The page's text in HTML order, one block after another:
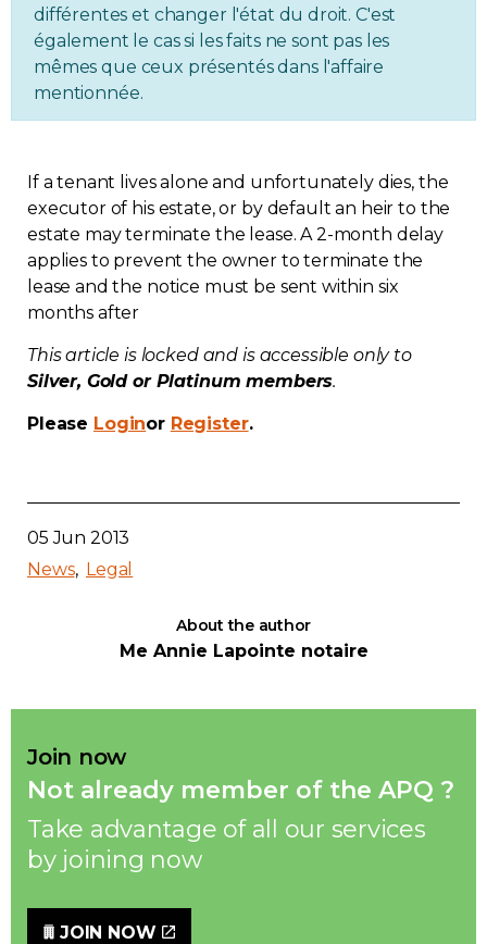
Condo
Environment
Rebates APQ
App APQ
Media
FAQ
Join
différentes et changer l'état du droit. C'est
également le cas si les faits ne sont pas les
mêmes que ceux présentés dans l'affaire
mentionnée.
If a tenant lives alone and unfortunately dies, the
executor of his estate, or by default an heir to the
estate may terminate the lease. A 2-month delay
applies to prevent the owner to terminate the
lease and the notice must be sent within six
months after
This article is locked and is accessible only to
Silver, Gold or Platinum members.
Please Loginor Register.
05 Jun 2013
News
Legal
About the author
Me Annie Lapointe notaire
Join now
Not already member of the APQ ?
Take advantage of all our services
by joining now
JOIN NOW